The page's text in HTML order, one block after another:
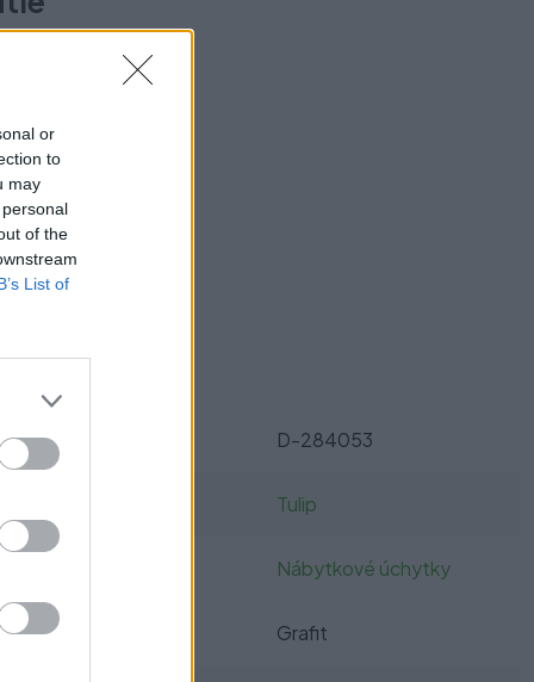
or
to
may
of the
List of
Parametre
D-284053
Tulip
Nábytkové úchytky
Grafit